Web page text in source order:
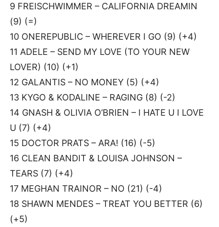
9 FREISCHWIMMER – CALIFORNIA DREAMIN
(9) (=)
10 ONEREPUBLIC – WHEREVER I GO (9) (+4)
11 ADELE – SEND MY LOVE (TO YOUR NEW
LOVER) (10) (+1)
12 GALANTIS – NO MONEY (5) (+4)
13 KYGO & KODALINE – RAGING (8) (-2)
14 GNASH & OLIVIA O’BRIEN – I HATE U I LOVE
U (7) (+4)
15 DOCTOR PRATS – ARA! (16) (-5)
16 CLEAN BANDIT & LOUISA JOHNSON –
TEARS (7) (+4)
17 MEGHAN TRAINOR – NO (21) (-4)
18 SHAWN MENDES – TREAT YOU BETTER (6)
(+5)